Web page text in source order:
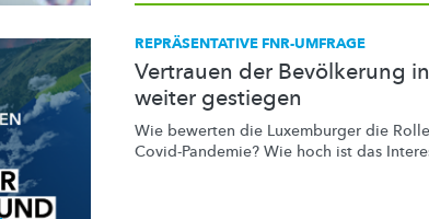
REPRÄSENTATIVE FNR-UMFRAGE
Vertrauen der Bevölkerung
weiter gestiegen
Wie bewerten die Luxemburger die
Covid-Pandemie? Wie hoch ist das